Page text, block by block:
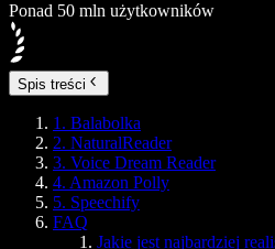
Ponad 50 mln użytkowników
Spis treści
1. Balabolka
2. NaturalReader
3. Voice Dream Reader
4. Amazon Polly
5. Speechify
FAQ
Jakie jest najbardziej